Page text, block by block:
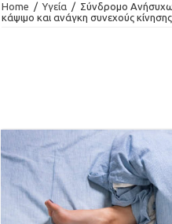
Home / Υγεία / Σύνδρομο
κάψιμο και ανάγκη συνεχούς